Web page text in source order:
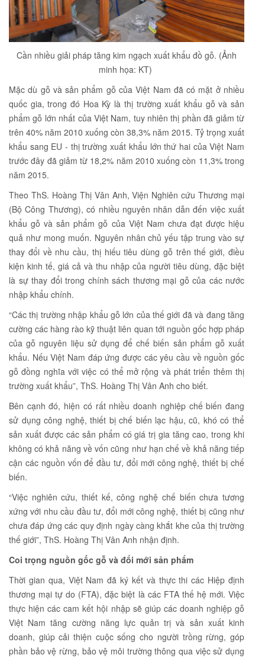
Cần nhiều giải pháp tăng kim ngạch xuất khẩu đồ gỗ. (Ảnh
minh họa: KT)
Mặc dù gỗ và sản phẩm gỗ của Việt Nam đã có mặt ở nhiều
quốc gia, trong đó Hoa Kỳ là thị trường xuất khẩu gỗ và sản
phẩm gỗ lớn nhất của Việt Nam, tuy nhiên thị phần đã giảm từ
trên 40% năm 2010 xuống còn 38,3% năm 2015. Tỷ trọng xuất
khẩu sang EU - thị trường xuất khẩu lớn thứ hai của Việt Nam
trước đây đã giảm từ 18,2% năm 2010 xuống còn 11,3% trong
năm 2015.
Theo ThS. Hoàng Thị Vân Anh, Viện Nghiên cứu Thương mại
(Bộ Công Thương), có nhiều nguyên nhân dẫn đến việc xuất
khẩu gỗ và sản phẩm gỗ của Việt Nam chưa đạt được hiệu
quả như mong muốn. Nguyên nhân chủ yếu tập trung vào sự
thay đổi về nhu cầu, thị hiếu tiêu dùng gỗ trên thế giới, điều
kiện kinh tế, giá cả và thu nhập của người tiêu dùng, đặc biệt
là sự thay đổi trong chính sách thương mại gỗ của các nước
nhập khẩu chính.
“Các thị trường nhập khẩu gỗ lớn của thế giới đã và đang tăng
cường các hàng rào kỹ thuật liên quan tới nguồn gốc hợp pháp
của gỗ nguyên liệu sử dụng để chế biến sản phẩm gỗ xuất
khẩu. Nếu Việt Nam đáp ứng được các yêu cầu về nguồn gốc
gỗ đồng nghĩa với việc có thể mở rộng và phát triển thêm thị
trường xuất khẩu”, ThS. Hoàng Thị Vân Anh cho biết.
Bên cạnh đó, hiện có rất nhiều doanh nghiệp chế biến đang
sử dụng công nghệ, thiết bị chế biến lạc hậu, cũ, khó có thể
sản xuất được các sản phẩm có giá trị gia tăng cao, trong khi
không có khả năng về vốn cũng như hạn chế về khả năng tiếp
cận các nguồn vốn để đầu tư, đổi mới công nghệ, thiết bị chế
biến.
“Việc nghiên cứu, thiết kế, công nghệ chế biến chưa tương
xứng với nhu cầu đầu tư, đổi mới công nghệ, thiết bị cũng như
chưa đáp ứng các quy định ngày càng khắt khe của thị trường
thế giới”, ThS. Hoàng Thị Vân Anh nhận định.
Coi trọng nguồn gốc gỗ và đổi mới sản phẩm
Thời gian qua, Việt Nam đã ký kết và thực thi các Hiệp định
thương mại tự do (FTA), đặc biệt là các FTA thế hệ mới. Việc
thực hiện các cam kết hội nhập sẽ giúp các doanh nghiệp gỗ
Việt Nam tăng cường năng lực quản trị và sản xuất kinh
doanh, giúp cải thiện cuộc sống cho người trồng rừng, góp
phần bảo vệ rừng, bảo vệ môi trường thông qua việc sử dụng